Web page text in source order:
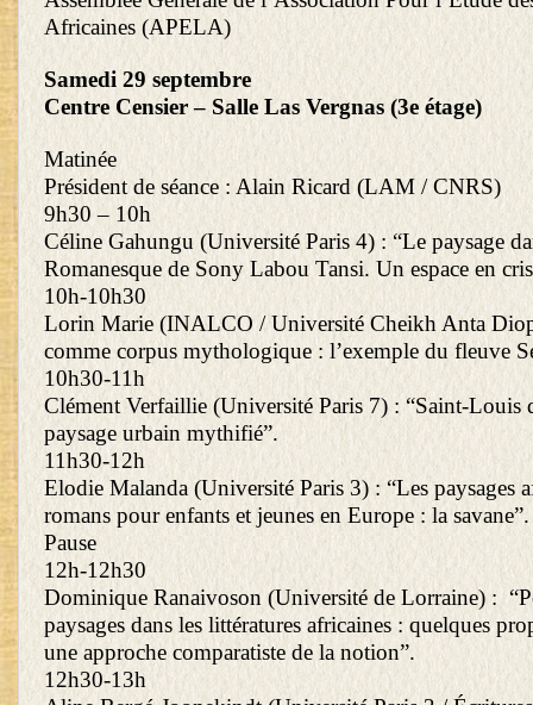
Africaines (APELA)
Samedi 29 septembre
Centre Censier – Salle Las Vergnas (3e étage)
Matinée
Président de séance : Alain Ricard (LAM / CNRS)
9h30 – 10h
Céline Gahungu (Université Paris 4) : “Le paysage
Romanesque de Sony Labou Tansi. Un espace en
10h-10h30
Lorin Marie (INALCO / Université Cheikh Anta
comme corpus mythologique : l’exemple du fleuve
10h30-11h
Clément Verfaillie (Université Paris 7) : “Saint-Louis
paysage urbain mythifié”.
11h30-12h
Elodie Malanda (Université Paris 3) : “Les paysages
romans pour enfants et jeunes en Europe : la savane”.
Pause
12h-12h30
Dominique Ranaivoson (Université de Lorraine) :
paysages dans les littératures africaines : quelques
une approche comparatiste de la notion”.
12h30-13h